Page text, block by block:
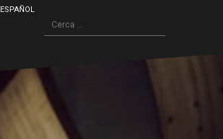
ESPAÑOL
Cerca: